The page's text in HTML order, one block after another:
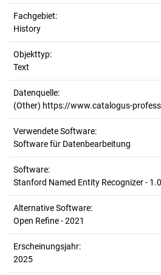
Fachgebiet:
History
Objekttyp:
Text
Datenquelle:
(Other) https://www.catalogus-
Verwendete Software:
Software für Datenbearbeitung
Software:
Stanford Named Entity Recognizer - 1.0
Alternative Software:
Open Refine - 2021
Erscheinungsjahr:
2025